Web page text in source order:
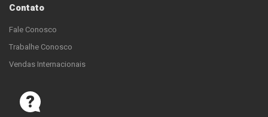
Contato
Fale Conosco
Trabalhe Conosco
Vendas Internacionais